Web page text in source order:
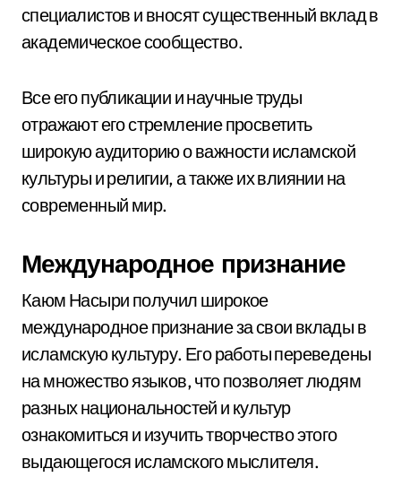
специалистов и вносят существенный вклад в
академическое сообщество.
Все его публикации и научные труды
отражают его стремление просветить
широкую аудиторию о важности исламской
культуры и религии, а также их влиянии на
современный мир.
Международное признание
Каюм Насыри получил широкое
международное признание за свои вклады в
исламскую культуру. Его работы переведены
на множество языков, что позволяет людям
разных национальностей и культур
ознакомиться и изучить творчество этого
выдающегося исламского мыслителя.